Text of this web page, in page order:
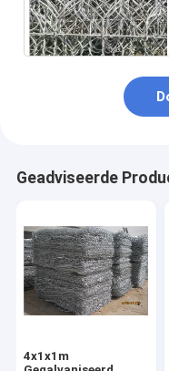
Geadviseerde
4x1x1m